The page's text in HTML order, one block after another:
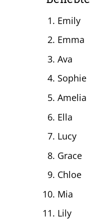
Emily
Emma
Ava
Sophie
Amelia
Ella
Lucy
Grace
Chloe
Mia
Lily